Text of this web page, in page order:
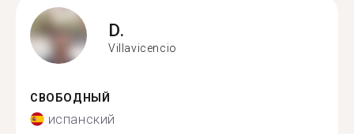
D.
Villavicencio
СВОБОДНЫЙ
испанский